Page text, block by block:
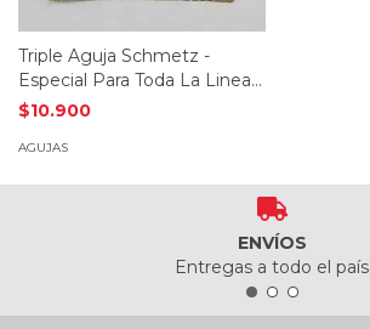
Triple Aguja Schmetz -
Especial Para Toda La Linea
Janome
$10.900
AGUJAS
ENVÍOS
Entregas a todo el país